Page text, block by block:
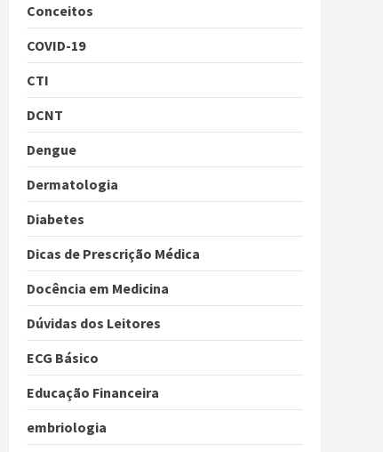
Conceitos
COVID-19
CTI
DCNT
Dengue
Dermatologia
Diabetes
Dicas de Prescrição Médica
Docência em Medicina
Dúvidas dos Leitores
ECG Básico
Educação Financeira
embriologia